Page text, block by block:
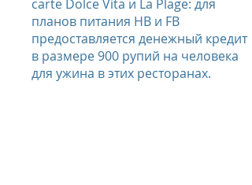
carte Dolce Vita и La Plage: для
планов питания HB и FB
предоставляется денежный кредит
в размере 900 рупий на человека
для ужина в этих ресторанах.